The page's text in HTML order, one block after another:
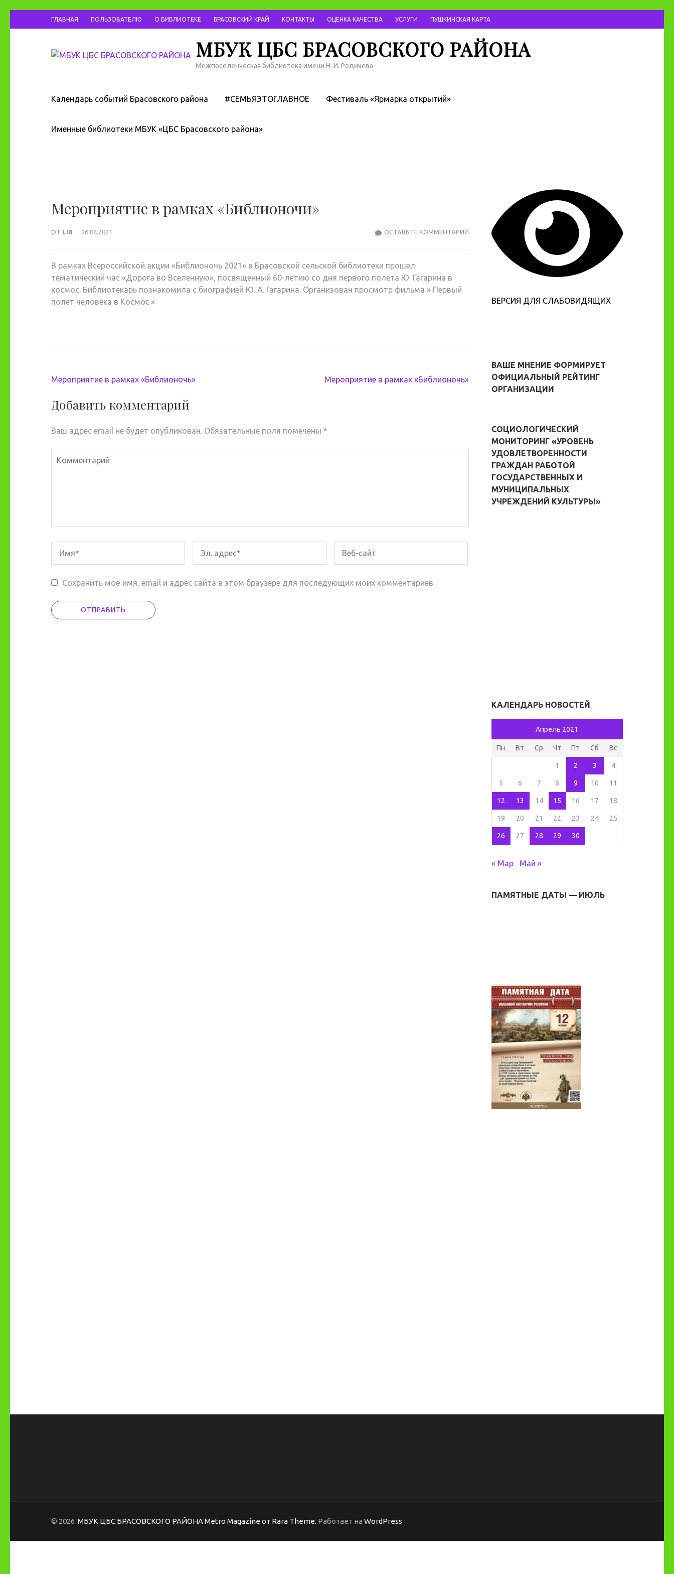
ГЛАВНАЯ ПОЛЬЗОВАТЕЛЮ О БИБЛИОТЕКЕ БРАСОВСКИЙ КРАЙ КОНТАКТЫ ОЦЕНКА КАЧЕСТВА УСЛУГИ ПУШКИНСКАЯ КАРТА
МБУК ЦБС БРАСОВСКОГО РАЙОНА
Межпоселенческая библиотека имени Н. И. Родичева
Календарь событий Брасовского района #СЕМЬЯЭТОГЛАВНОЕ Фестиваль «Ярмарка открытий»
Именные библиотеки МБУК «ЦБС Брасовского района»
Мероприятие в рамках «Библионочи»
ОТ LIB 26.04.2021 ОСТАВЬТЕ КОММЕНТАРИЙ МЕРОПРИЯТИЕ
«БИБЛИОНОЧИ»
В рамках Всероссийской акции «Библионочь 2021» в Брасовской сельской библиотеки прошел
тематический час «Дорога во Вселенную», посвященный 60-летию со дня первого полета Ю. Гагарина в
космос. Библиотекарь познакомила с биографией Ю. А. Гагарина. Организован просмотр фильма » Первый
полет человека в Космос.»
Навигация
записям
Мероприятие в рамках «Библионочь» Мероприятие в рамках «Библионочь»
Добавить комментарий
Ваш адрес email не будет опубликован. Обязательные поля помечены *
Сохранить моё имя, email и адрес сайта в этом браузере для последующих моих комментариев.
ВЕРСИЯ ДЛЯ СЛАБОВИДЯЩИХ
ВАШЕ МНЕНИЕ ФОРМИРУЕТ
ОФИЦИАЛЬНЫЙ РЕЙТИНГ
ОРГАНИЗАЦИИ
СОЦИОЛОГИЧЕСКИЙ
МОНИТОРИНГ «УРОВЕНЬ
УДОВЛЕТВОРЕННОСТИ
ГРАЖДАН РАБОТОЙ
ГОСУДАРСТВЕННЫХ И
МУНИЦИПАЛЬНЫХ
УЧРЕЖДЕНИЙ КУЛЬТУРЫ»
КАЛЕНДАРЬ НОВОСТЕЙ
Апрель 2021
Пн Вт Ср Чт Пт Сб Вс
1 2 3 4
5 6 7 8 9 10 11
12 13 14 15 16 17 18
19 20 21 22 23 24 25
26 27 28 29 30
« Мар Май »
ПАМЯТНЫЕ ДАТЫ — ИЮЛЬ
© 2026 МБУК ЦБС БРАСОВСКОГО РАЙОНАMetro Magazine от Rara Theme. Работает на WordPress